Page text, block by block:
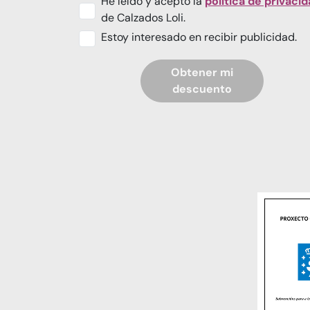
de Calzados Loli.
Estoy interesado en recibir publicidad.
Obtener mi
descuento